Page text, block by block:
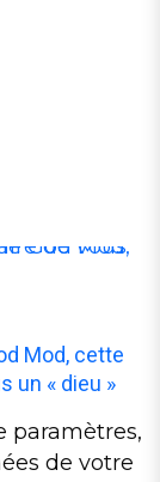
Mod, cette
un « dieu »
paramètres,
de votre